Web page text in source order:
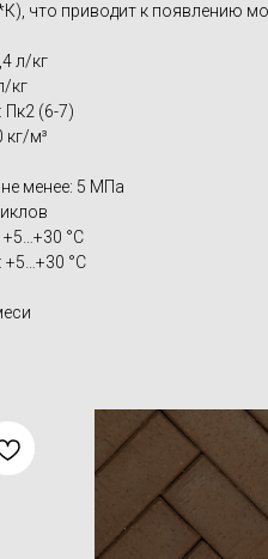
что приводит к появлению
л/кг
кг
(6-7)
кг/м³
менее: 5 МПа
+5…+30 °С
+5…+30 °С